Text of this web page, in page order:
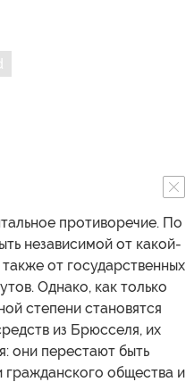
противоречие. По
независимой от какой-
от государственных
Однако, как только
степени становятся
из Брюсселя, их
они перестают быть
общества и